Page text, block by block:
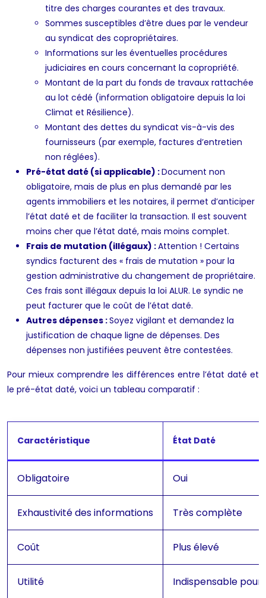
titre des charges courantes et des travaux.
Sommes susceptibles d’être dues par le vendeur
au syndicat des copropriétaires.
Informations sur les éventuelles procédures
judiciaires en cours concernant la copropriété.
Montant de la part du fonds de travaux rattachée
au lot cédé (information obligatoire depuis la loi
Climat et Résilience).
Montant des dettes du syndicat vis-à-vis des
fournisseurs (par exemple, factures d’entretien
non réglées).
Pré-état daté (si applicable) :Document non
obligatoire, mais de plus en plus demandé par les
agents immobiliers et les notaires, il permet d’anticiper
l’état daté et de faciliter la transaction. Il est souvent
moins cher que l’état daté, mais moins complet.
Frais de mutation (illégaux) :Attention ! Certains
syndics facturent des « frais de mutation » pour la
gestion administrative du changement de propriétaire.
Ces frais sont illégaux depuis la loi ALUR. Le syndic ne
peut facturer que le coût de l’état daté.
Autres dépenses :Soyez vigilant et demandez la
justification de chaque ligne de dépenses. Des
dépenses non justifiées peuvent être contestées.
Pour mieux comprendre les différences entre l’état daté et
le pré-état daté, voici un tableau comparatif :
Caractéristique État Daté
Obligatoire Oui
Exhaustivité des informations Très complète
Coût Plus élevé
Utilité Indispensable pour